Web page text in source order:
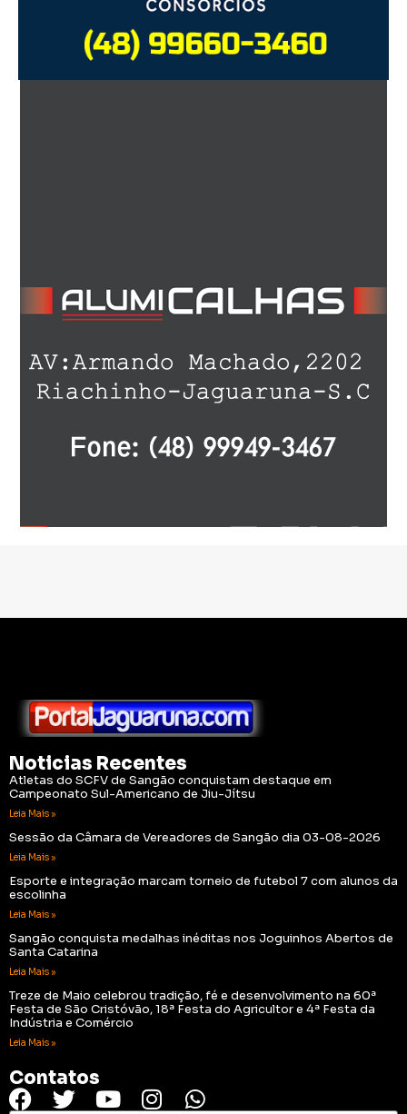
Noticias Recentes
Atletas do SCFV de Sangão conquistam destaque em
Campeonato Sul-Americano de Jiu-Jítsu
Leia Mais »
Sessão da Câmara de Vereadores de Sangão dia 03-08-2026
Leia Mais »
Esporte e integração marcam torneio de futebol 7 com alunos da
escolinha
Leia Mais »
Sangão conquista medalhas inéditas nos Joguinhos Abertos de
Santa Catarina
Leia Mais »
Treze de Maio celebrou tradição, fé e desenvolvimento na 60ª
Festa de São Cristóvão, 18ª Festa do Agricultor e 4ª Festa da
Indústria e Comércio
Leia Mais »
Contatos